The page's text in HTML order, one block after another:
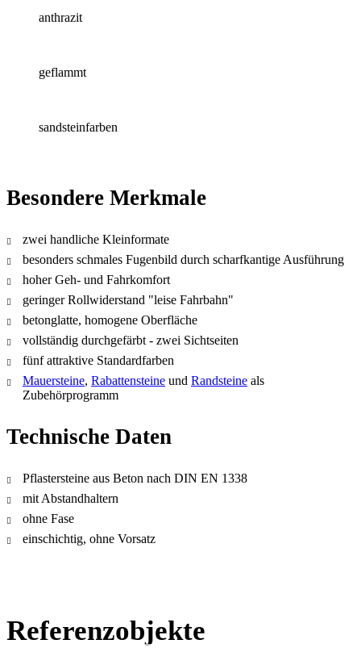
anthrazit
geflammt
sandsteinfarben
Besondere Merkmale
zwei handliche Kleinformate
besonders schmales Fugenbild durch scharfkantige Ausführung
hoher Geh- und Fahrkomfort
geringer Rollwiderstand "leise Fahrbahn"
betonglatte, homogene Oberfläche
vollständig durchgefärbt - zwei Sichtseiten
fünf attraktive Standardfarben
Mauersteine, Rabattensteine und Randsteine als
Zubehörprogramm
Technische Daten
Pflastersteine aus Beton nach DIN EN 1338
mit Abstandhaltern
ohne Fase
einschichtig, ohne Vorsatz
Referenzobjekte